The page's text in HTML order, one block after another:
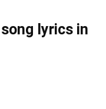
lyrics in